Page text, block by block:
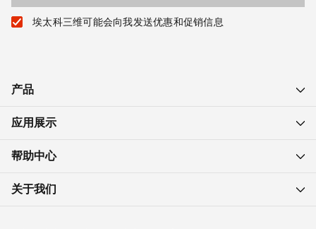
埃太科三维可能会向我发送优惠和促销信息
产品
应用展示
帮助中心
关于我们